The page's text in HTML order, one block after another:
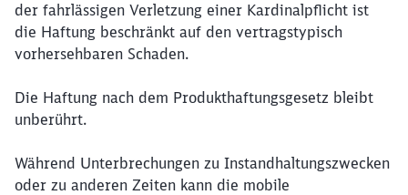
der fahrlässigen Verletzung einer Kardinalpflicht ist
die Haftung beschränkt auf den vertragstypisch
vorhersehbaren Schaden.
Die Haftung nach dem Produkthaftungsgesetz bleibt
unberührt.
Während Unterbrechungen zu Instandhaltungszwecken
oder zu anderen Zeiten kann die mobile